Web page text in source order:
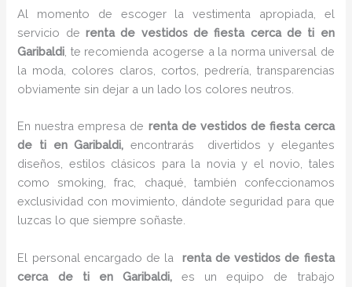
Al momento de escoger la vestimenta apropiada, el
servicio derenta de vestidos de fiesta cerca de ti en
Garibaldi , te recomienda acogerse a la norma universal de
la moda, colores claros, cortos, pedrería, transparencias
obviamente sin dejar a un lado los colores neutros.
En nuestra empresa de renta de vestidos de fiesta cerca
de ti en Garibaldi, encontrarás
divertidos y elegantes
diseños, estilos clásicos para la novia y el novio, tales
como smoking, frac, chaqué, también confeccionamos
exclusividad con movimiento, dándote seguridad para que
luzcas lo que siempre soñaste.
El personal encargado de la renta de vestidos de fiesta
cerca de ti en Garibaldi,es un equipo de trabajo